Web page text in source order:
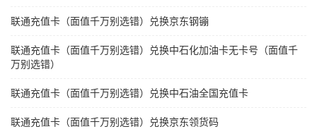
联通充值卡（面值千万别选错）兑换京东钢镚
联通充值卡（面值千万别选错）兑换中石化加油卡无卡号（面值千
万别选错）
联通充值卡（面值千万别选错）兑换中石油全国充值卡
联通充值卡（面值千万别选错）兑换京东领货码